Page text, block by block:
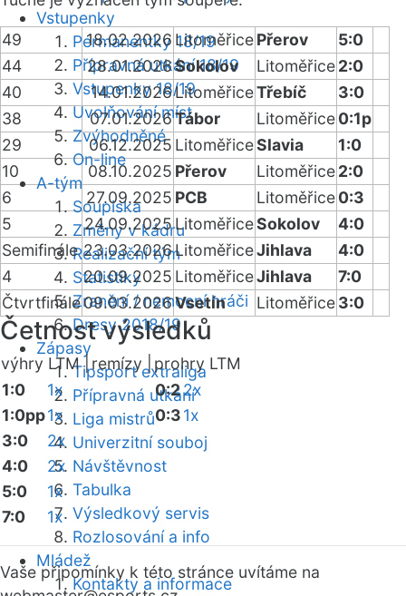
Vstupenky
Permanentky 18/19
Přípravná utkání 18/19
Vstupenky 18/19
Uvolňování míst
Zvýhodněné
On-line
A-tým
Soupiska
Změny v kádru
Realizační tým
Statistiky
Zranění / nemocní hráči
Dresy 2018/19
Zápasy
Tipsport extraliga
Přípravná utkání
Liga mistrů
Univerzitní souboj
Návštěvnost
Tabulka
Výsledkový servis
Rozlosování a info
Mládež
Kontakty a informace
49 18.02.2026 LitoměřicePřerov
5:0
44
28.01.2026Sokolov Litoměřice2:0
40
14.01.2026LitoměřiceTřebíč
3:0
38
07.01.2026Tábor Litoměřice0:1p
29
06.12.2025 LitoměřiceSlavia
1:0
10
08.10.2025 Přerov Litoměřice2:0
6
27.09.2025 PCB Litoměřice0:3
5
24.09.2025LitoměřiceSokolov
4:0
Semifinále 23.03.2026LitoměřiceJihlava
4:0
4
20.09.2025 LitoměřiceJihlava
7:0
Čtvrtfinále09.03.2026Vsetín Litoměřice3:0
Četnost výsledků
výhry LTM | remízy |
prohry LTM
1:0
1x
1:0pp1x
3:0
2x
4:0
2x
5:0
1x
7:0
1x
0:22x
0:31x
Vaše připomínky k této stránce uvítáme na